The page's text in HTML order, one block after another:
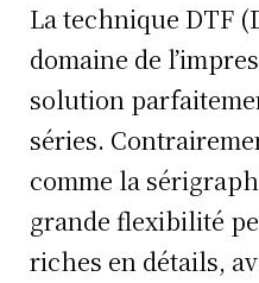
La technique DTF
domaine de
solution
séries.
comme la
grande flexibilité
riches en détails,